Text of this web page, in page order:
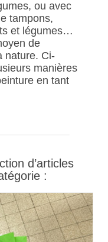
ou avec
tampons,
et légumes…
de
nature. Ci-
manières
en tant
d’articles
: